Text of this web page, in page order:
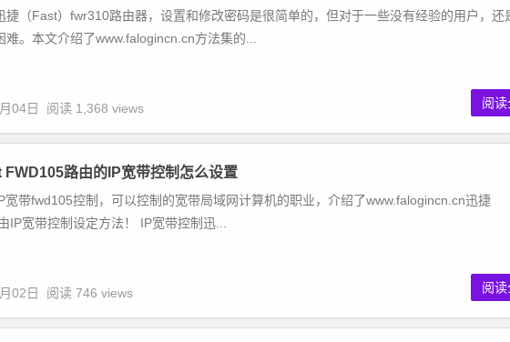
捷（Fast）fwr310路由器，设置和修改密码是很简单的，但对于一些没有经验的用户，还
难。本文介绍了www.falogincn.cn方法集的...
04日 阅读 1,368 views 阅
FWD105路由的IP宽带控制怎么设置
宽带fwd105控制，可以控制的宽带局域网计算机的职业，介绍了www.falogincn.cn迅捷
IP宽带控制设定方法！ IP宽带控制迅...
02日 阅读 746 views 阅